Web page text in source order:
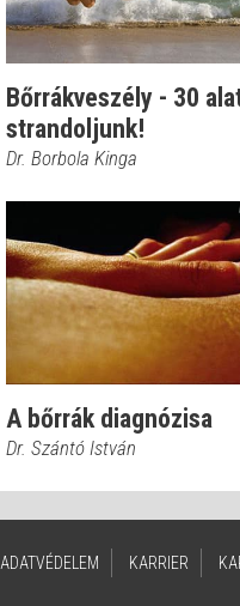
Bőrrákveszély - 30
strandoljunk!
Dr. Borbola Kinga
A bőrrák diagnózisa
Dr. Szántó István
ADATVÉDELEM KARRIER